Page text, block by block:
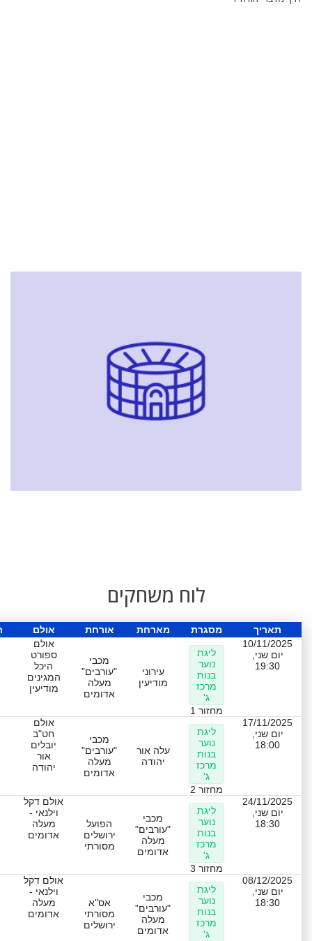
לוח משחקים
תאריך מסגרת מארחת אורחת אולם
10/11/2025
יום שני,
19:30
ליגת
נוער
בנות
מרכז
ג'
מחזור 1
עירוני
מודיעין
מכבי
"עורבים"
מעלה
אדומים
אולם
ספורט
היכל
המגינים
מודיעין
17/11/2025
יום שני,
18:00
ליגת
נוער
בנות
מרכז
ג'
מחזור 2
עלה אור
יהודה
מכבי
"עורבים"
מעלה
אדומים
אולם
חט"ב
יובלים
אור
יהודה
24/11/2025
יום שני,
18:30
ליגת
נוער
בנות
מרכז
ג'
מחזור 3
מכבי
"עורבים"
מעלה
אדומים
הפועל
ירושלים
מסורתי
אולם דקל
וילנאי -
מעלה
אדומים
08/12/2025
יום שני,
18:30
ליגת
נוער
בנות
מרכז
ג'
מכבי
"עורבים"
מעלה
אדומים
אס"א
מסורתי
ירושלים
אולם דקל
וילנאי -
מעלה
אדומים